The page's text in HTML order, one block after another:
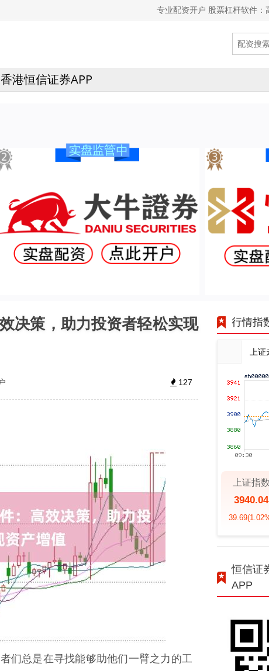
专业配资开户 股票杠杆软件
香港恒信证券APP
决策，助力投资者轻松实现
127
们总是在寻找能够助他们一臂之力的工
行情指
上证
上证指数
3940.04
39.69
恒信证
APP